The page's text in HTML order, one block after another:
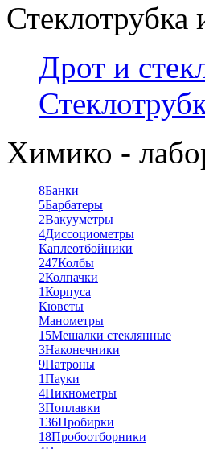
Стеклотрубка
Дрот и
Химико -
8Банки
5Барбатеры
2Вакууметры
4Диссоциометры
Каплеотбойники
247Колбы
2Колпачки
1Корпуса
Кюветы
Манометры
15Мешалки стеклянные
3Наконечники
9Патроны
1Пауки
4Пикнометры
3Поплавки
136Пробирки
18Пробоотборники